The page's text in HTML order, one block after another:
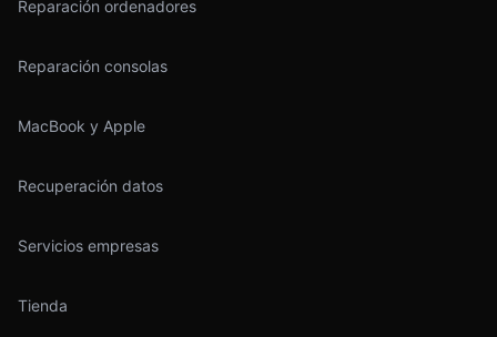
Reparación ordenadores
Reparación consolas
MacBook y Apple
Recuperación datos
Servicios empresas
Tienda